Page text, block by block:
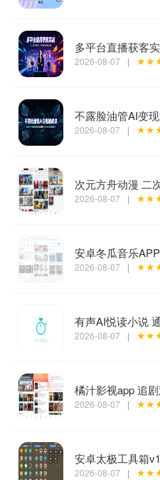
2026-08-07 |
2026-08-07 |
次元方舟动漫 二
2026-08-07 |
安卓冬瓜音乐
2026-08-07 |
有声AI悦读小说
2026-08-07 |
橘汁影视app 追剧
2026-08-07 |
安卓太极工具箱
2026-08-07 |